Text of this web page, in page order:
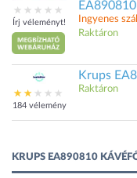
Írj véleményt!
EA890810
Ingyenes
Raktáron
184 vélemény
Krups
Raktáron
KRUPS EA890810